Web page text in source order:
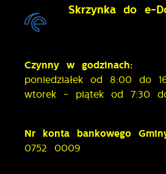
Skrzynka do e-
Czynny w godzinach:
poniedziałek od 8:00 do
wtorek - piątek od 7:30
Nr konta bankowego
0752 0009